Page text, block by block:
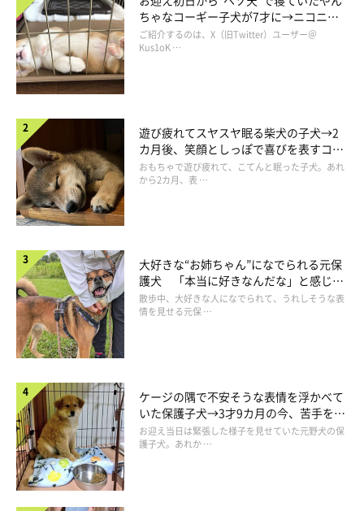
ちゃなコーギー子犬が7才に→ニコニ
コ“コーギースマイル”が魅力のコに成
長！
ご紹介するのは、X（旧Twitter）ユーザー＠
Kus1oK …
遊び疲れてスヤスヤ眠る柴犬の子犬→2
カ月後、笑顔としっぽで喜びを表すコに
成長！
おもちゃで遊び疲れて、こてんと眠った子犬。あれ
から2カ月、表 …
大好きな“お姉ちゃん”になでられる元保
護犬 「本当に好きなんだな」と感じる
表情にほっこり
散歩中、大好きな人になでられて、うれしそうな表
情を見せる元保 …
ケージの隅で不安そうな表情を浮かべて
いた保護子犬→3才9カ月の今、苦手を克
服し頼もしいコに成長！
お迎え当日は緊張した様子を見せていた元野犬の保
護子犬。あれか …